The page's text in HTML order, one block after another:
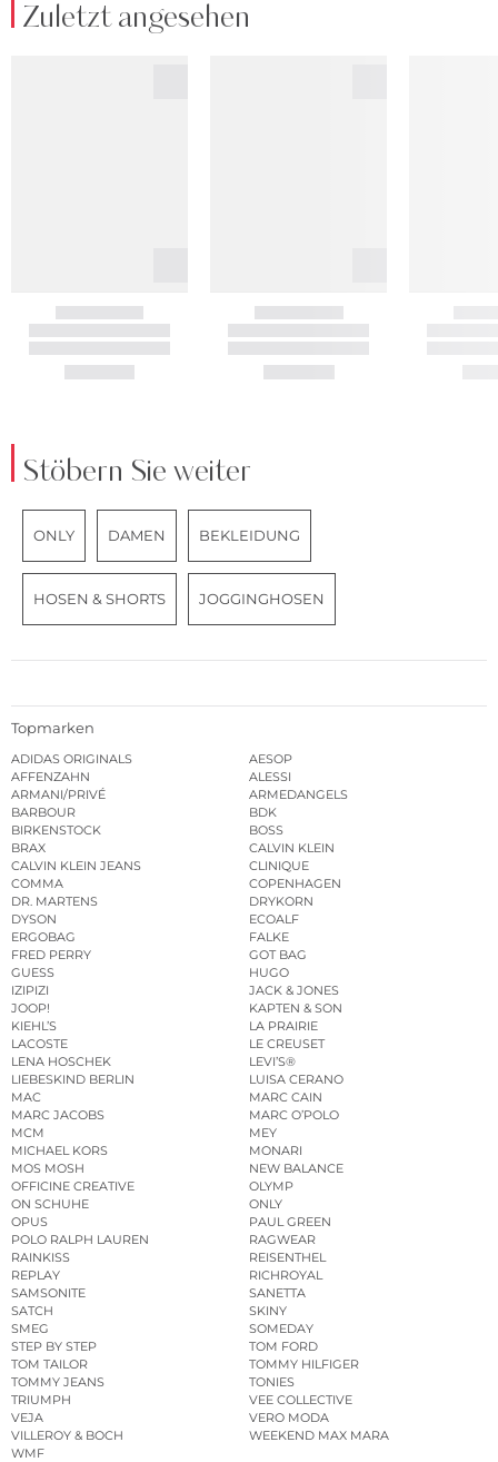
Zuletzt angesehen
Stöbern Sie weiter
ONLY DAMEN BEKLEIDUNG
HOSEN & SHORTS JOGGINGHOSEN
Topmarken
ADIDAS ORIGINALS
AESOP
AFFENZAHN
ALESSI
ARMANI/PRIVÉ
ARMEDANGELS
BARBOUR
BDK
BIRKENSTOCK
BOSS
BRAX
CALVIN KLEIN
CALVIN KLEIN JEANS
CLINIQUE
COMMA
COPENHAGEN
DR. MARTENS
DRYKORN
DYSON
ECOALF
ERGOBAG
FALKE
FRED PERRY
GOT BAG
GUESS
HUGO
IZIPIZI
JACK & JONES
JOOP!
KAPTEN & SON
KIEHL’S
LA PRAIRIE
LACOSTE
LE CREUSET
LENA HOSCHEK
LEVI’S®
LIEBESKIND BERLIN
LUISA CERANO
MAC
MARC CAIN
MARC JACOBS
MARC O’POLO
MCM
MEY
MICHAEL KORS
MONARI
MOS MOSH
NEW BALANCE
OFFICINE CREATIVE
OLYMP
ON SCHUHE
ONLY
OPUS
PAUL GREEN
POLO RALPH LAUREN
RAGWEAR
RAINKISS
REISENTHEL
REPLAY
RICHROYAL
SAMSONITE
SANETTA
SATCH
SKINY
SMEG
SOMEDAY
STEP BY STEP
TOM FORD
TOM TAILOR
TOMMY HILFIGER
TOMMY JEANS
TONIES
TRIUMPH
VEE COLLECTIVE
VEJA
VERO MODA
VILLEROY & BOCH
WEEKEND MAX MARA
WMF